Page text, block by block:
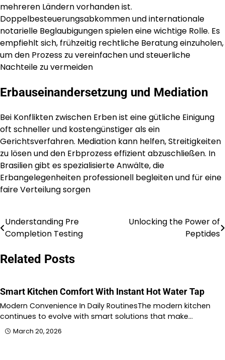
mehreren Ländern vorhanden ist.
Doppelbesteuerungsabkommen und internationale
notarielle Beglaubigungen spielen eine wichtige Rolle. Es
empfiehlt sich, frühzeitig rechtliche Beratung einzuholen,
um den Prozess zu vereinfachen und steuerliche
Nachteile zu vermeiden
Erbauseinandersetzung und Mediation
Bei Konflikten zwischen Erben ist eine gütliche Einigung
oft schneller und kostengünstiger als ein
Gerichtsverfahren. Mediation kann helfen, Streitigkeiten
zu lösen und den Erbprozess effizient abzuschließen. In
Brasilien gibt es spezialisierte Anwälte, die
Erbangelegenheiten professionell begleiten und für eine
faire Verteilung sorgen
Post
navigation
Understanding Pre
Completion Testing
Unlocking the Power of
Peptides
Related Posts
Smart Kitchen Comfort With Instant Hot Water Tap
Modern Convenience In Daily RoutinesThe modern kitchen
continues to evolve with smart solutions that make…
March 20, 2026